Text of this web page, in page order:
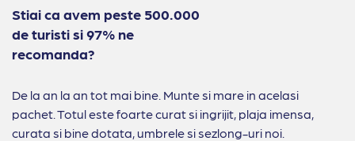
Stiai ca avem peste 500.000
de turisti si 97% ne
recomanda?
De la an la an tot mai bine. Munte si mare in acelasi
pachet. Totul este foarte curat si ingrijit, plaja imensa,
curata si bine dotata, umbrele si sezlong-uri noi.